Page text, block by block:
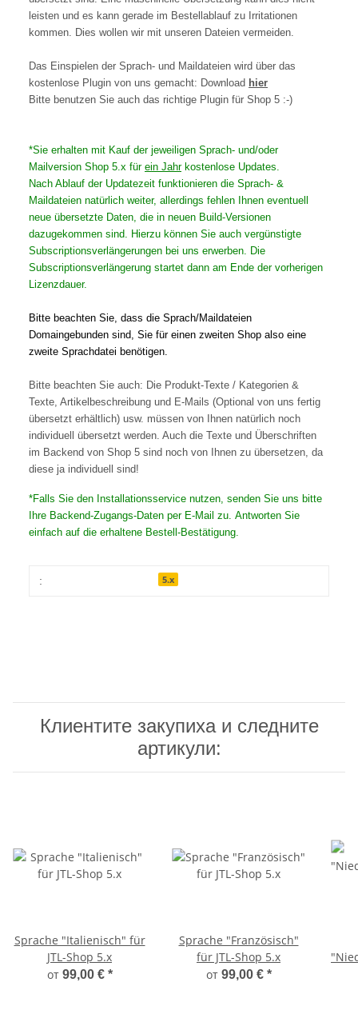
leisten und es kann gerade im Bestellablauf zu Irritationen
kommen. Dies wollen wir mit unseren Dateien vermeiden.
Das Einspielen der Sprach- und Maildateien wird über das
kostenlose Plugin von uns gemacht: Download hier
Bitte benutzen Sie auch das richtige Plugin für Shop 5 :-)
*Sie erhalten mit Kauf der jeweiligen Sprach- und/oder
Mailversion Shop 5.x für ein Jahrkostenlose Updates.
Nach Ablauf der Updatezeit funktionieren die Sprach- &
Maildateien natürlich weiter, allerdings fehlen Ihnen eventuell
neue übersetzte Daten, die in neuen Build-Versionen
dazugekommen sind. Hierzu können Sie auch vergünstigte
Subscriptionsverlängerungen bei uns erwerben. Die
Subscriptionsverlängerung startet dann am Ende der vorherigen
Lizenzdauer.
Bitte beachten Sie, dass die Sprach/Maildateien
Domaingebunden sind, Sie für einen zweiten Shop also eine
zweite Sprachdatei benötigen.
Bitte beachten Sie auch: Die Produkt-Texte / Kategorien &
Texte, Artikelbeschreibung und E-Mails (Optional von uns fertig
übersetzt erhältlich) usw. müssen von Ihnen natürlich noch
individuell übersetzt werden. Auch die Texte und Überschriften
im Backend von Shop 5 sind noch von Ihnen zu übersetzen, da
diese ja individuell sind!
*Falls Sie den Installationsservice nutzen, senden Sie uns bitte
Ihre Backend-Zugangs-Daten per E-Mail zu. Antworten Sie
einfach auf die erhaltene Bestell-Bestätigung.
: 5.x
Клиентите закупиха и следните
артикули:
Sprache "Italienisch" für
JTL-Shop 5.x
от 99,00 € *
Sprache "Französisch"
für JTL-Shop 5.x
от 99,00 € *